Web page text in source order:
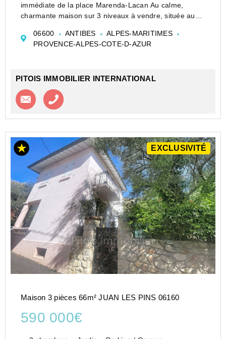
immédiate de la place Marenda-Lacan Au calme,
charmante maison sur 3 niveaux à vendre, située au
Surface de 57,40 m², offrant 2 chambres et un séjour
lumineux parfait...
06600 ANTIBES
ALPES-MARITIMES
PROVENCE-ALPES-COTE-D-AZUR
PITOIS IMMOBILIER INTERNATIONAL
Contacter l'agence
EXCLUSIVITÉ
Maison 3 pièces 66m² JUAN LES PINS 06160
590 000€